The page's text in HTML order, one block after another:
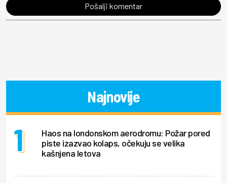
Pošalji komentar
Najnovije
Haos na londonskom aerodromu: Požar pored
piste izazvao kolaps, očekuju se velika
kašnjena letova